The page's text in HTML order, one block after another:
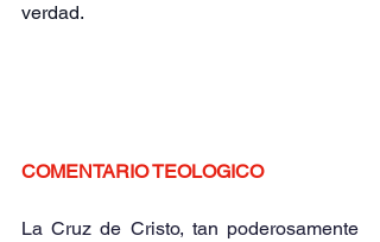
verdad.
COMENTARIO TEOLOGICO
La Cruz de Cristo, tan poderosamente